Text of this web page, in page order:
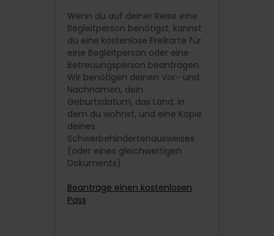
Wenn du auf deiner Reise eine
Begleitperson benötigst, kannst
du eine kostenlose Freikarte für
eine Begleitperson oder eine
Betreuungsperson beantragen.
Wir benötigen deinen Vor- und
Nachnamen, dein
Geburtsdatum, das Land, in
dem du wohnst, und eine Kopie
deines
Schwerbehindertenausweises
(oder eines gleichwertigen
Dokuments).
Beantrage einen kostenlosen
Pass